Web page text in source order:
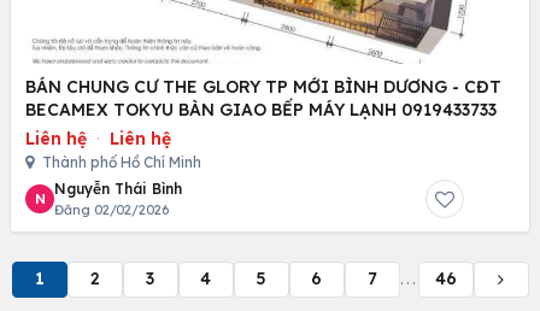
BÁN CHUNG CƯ THE GLORY TP MỚI BÌNH DƯƠNG - CĐT
BECAMEX TOKYU BÀN GIAO BẾP MÁY LẠNH 0919433733
Liên hệ · Liên hệ
Thành phố Hồ Chí Minh
N
Nguyễn Thái Bình
Đăng 02/02/2026
1 2 3 4 5 6 7 ... 46